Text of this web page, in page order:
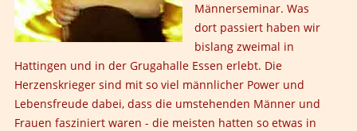
Männerseminar. Was
dort passiert haben wir
bislang zweimal in
Hattingen und in der Grugahalle Essen erlebt. Die
Herzenskrieger sind mit so viel männlicher Power und
Lebensfreude dabei, dass die umstehenden Männer und
Frauen fasziniert waren - die meisten hatten so etwas in